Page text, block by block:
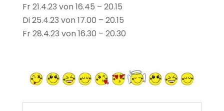
Fr 21.4.23 von 16.45 – 20.15
Di 25.4.23 von 17.00 – 20.15
Fr 28.4.23 von 16.30 – 20.30